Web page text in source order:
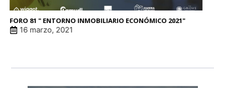
FORO 81 " ENTORNO INMOBILIARIO ECONÓMICO 2021"
16 marzo, 2021